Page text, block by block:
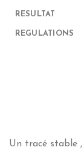
RESULTAT
REGULATIONS
Un tracé stable